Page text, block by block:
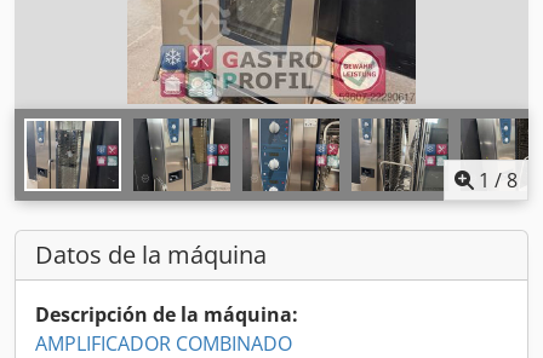
1 /8
Datos de la máquina
Descripción de la máquina:
AMPLIFICADOR COMBINADO